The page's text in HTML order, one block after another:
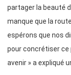
partager la beauté
manque que la
espérons que nos
pour concrétiser
avenir » a expliqué